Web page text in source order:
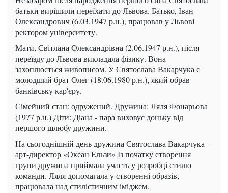
батьки вирішили переїхати до Львова. Батько, Іван
Олександрович (6.03.1947 р.н.), працював у Львові
ректором університету.
Мати, Світлана Олександрівна (2.06.1947 р.н.), після
переїзду до Львова викладала фізику. Вона
захоплюється живописом. У Святослава Вакарчука є
молодший брат Олег (18.06.1980 р.н.), який обрав
банківську кар'єру.
Сімейний стан: одружений. Дружина: Ляля Фонарьова
(1977 р.н.) Діти: Діана - пара виховує доньку від
першого шлюбу дружини.
На сьогоднішній день дружина Святослава Вакарчука -
арт-директор «Океан Ельзи» Із початку створення
групи дружина приймала участь у розробці стилю
команди. Ляля допомагала у створенні образів,
працювала над стилістичним іміджем.